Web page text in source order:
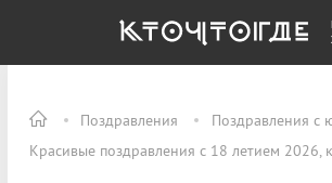
Поздравления Поздравления с
Красивые поздравления с 18 летием 2026,
ОБЩЕСТВО